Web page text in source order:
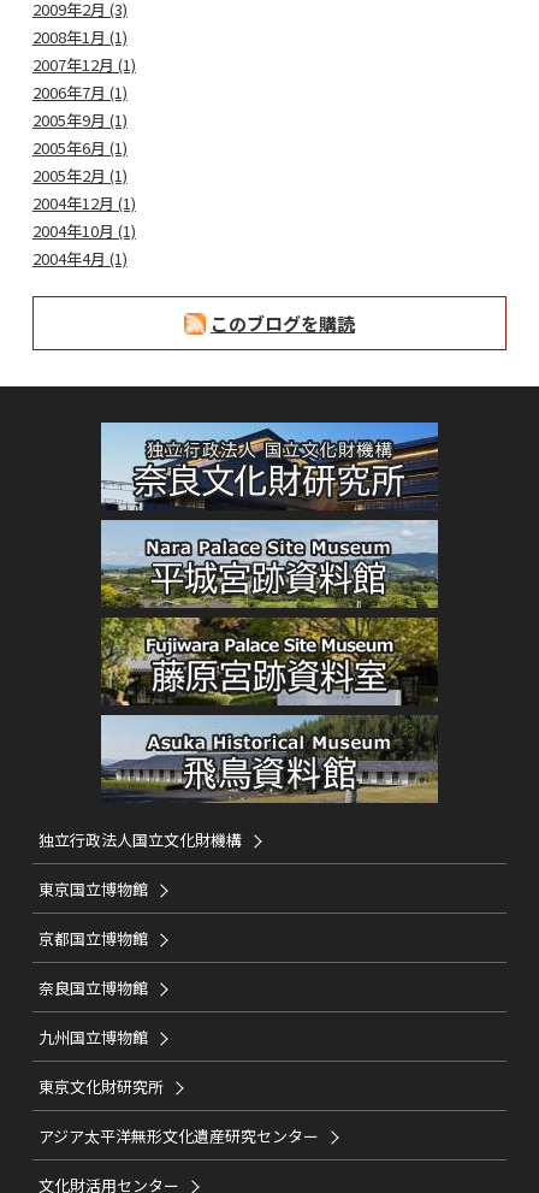
2009年2月 (3)
2008年1月 (1)
2007年12月 (1)
2006年7月 (1)
2005年9月 (1)
2005年6月 (1)
2005年2月 (1)
2004年12月 (1)
2004年10月 (1)
2004年4月 (1)
このブログを購読
独立行政法人国立文化財機構
東京国立博物館
京都国立博物館
奈良国立博物館
九州国立博物館
東京文化財研究所
アジア太平洋無形文化遺産研究センター
文化財活用センター